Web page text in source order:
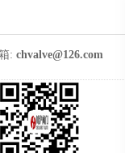
: chvalve@126.com